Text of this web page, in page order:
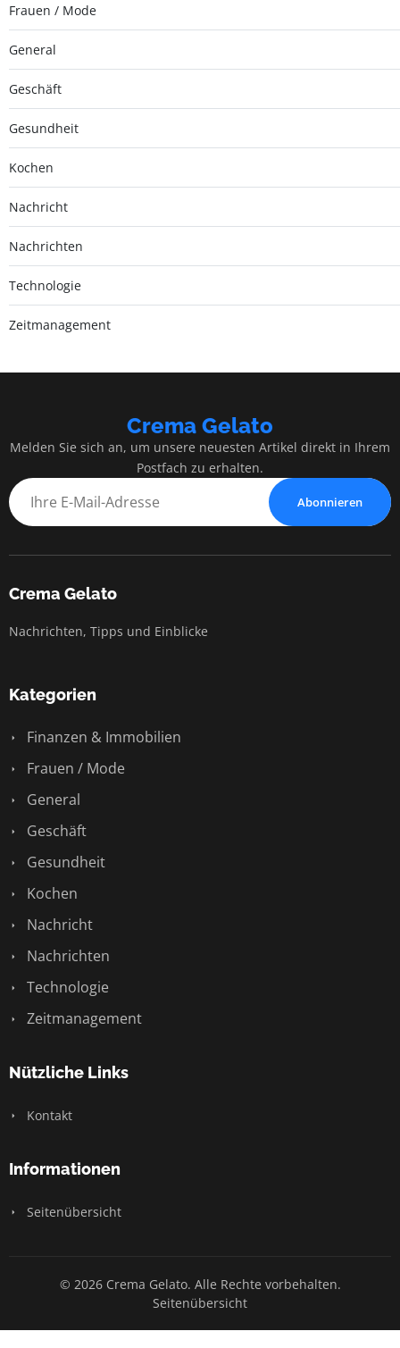
Frauen / Mode
General
Geschäft
Gesundheit
Kochen
Nachricht
Nachrichten
Technologie
Zeitmanagement
Crema Gelato
Melden Sie sich an, um unsere neuesten Artikel direkt in Ihrem
Postfach zu erhalten.
Abonnieren
Crema Gelato
Nachrichten, Tipps und Einblicke
Kategorien
Finanzen & Immobilien
Frauen / Mode
General
Geschäft
Gesundheit
Kochen
Nachricht
Nachrichten
Technologie
Zeitmanagement
Nützliche Links
Kontakt
Informationen
Seitenübersicht
© 2026 Crema Gelato. Alle Rechte vorbehalten.
Seitenübersicht